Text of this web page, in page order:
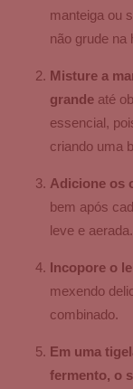
manteiga ou
não grude na
Misture a
grande até
essencial,
criando uma
Adicione os
bem após
leve e aerada.
Incopore o
mexendo
combinado.
Em uma
fermento, o